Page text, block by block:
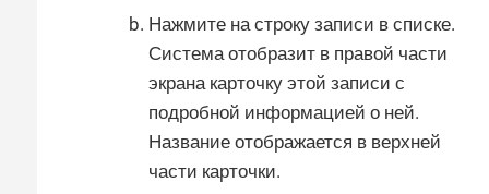
Нажмите на строку записи в списке.
Система отобразит в правой части
экрана карточку этой записи с
подробной информацией о ней.
Название отображается в верхней
части карточки.